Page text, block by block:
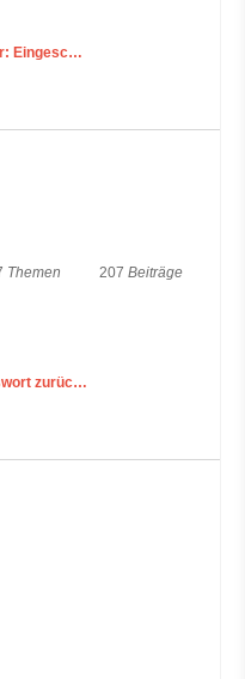
Eingesc…
Themen 207 Beiträge
zurüc…